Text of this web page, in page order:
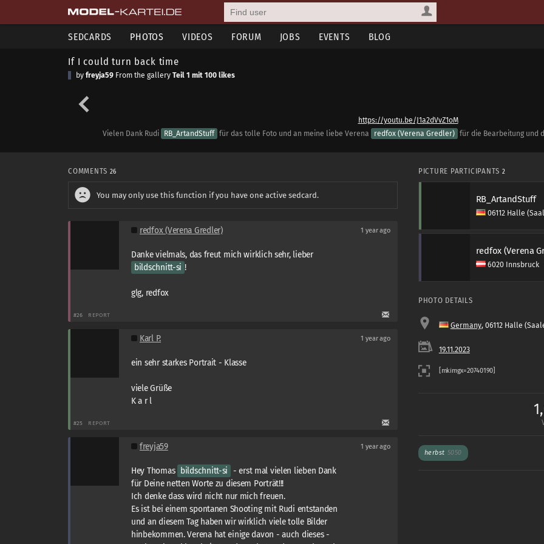
SEDCARDS PHOTOS VIDEOS FORUM JOBS EVENTS BLOG
If I could turn back time
by freyja59 From the gallery Teil 1 mit 100 likes
https://youtu.be/J1a2dVvZ1oM
Vielen Dank Rudi
RB_ArtandStuff für das tolle Foto und an meine liebe Verena redfox (Verena Gredler) für die Bearbeitung und
COMMENTS 26
You may only use this function if you have one active sedcard.
redfox (Verena Gredler) 1 year ago
Danke vielmals, das freut mich wirklich sehr, lieber
bildschnitt-si !
glg, redfox
#26 REPORT
Karl P. 1 year ago
ein sehr starkes Portrait - Klasse
viele Grüße
K a r l
#25 REPORT
freyja59 1 year ago
Hey Thomas bildschnitt-si - erst mal vielen lieben Dank
für Deine netten Worte zu diesem Porträt!!!
Ich denke dass wird nicht nur mich freuen.
Es ist bei einem spontanen Shooting mit Rudi entstanden
und an diesem Tag haben wir wirklich viele tolle Bilder
hinbekommen. Verena hat einige davon - auch dieses -
PICTURE PARTICIPANTS 2
RB_ArtandStuff
06112 Halle
redfox (Verena
6020 Innsbruck
PHOTO DETAILS
Germany, 06112 Halle
19.11.2023
herbst 5050